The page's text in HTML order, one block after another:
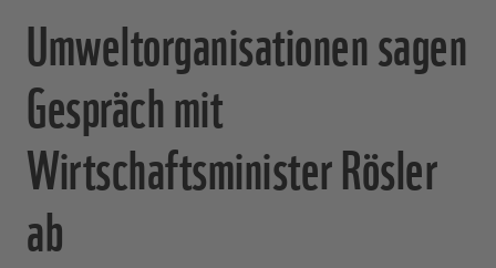
Umweltorganisationen sagen
Gespräch mit
Wirtschaftsminister Rösler
ab